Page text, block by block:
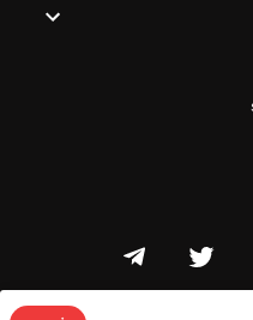
به شنوتو است